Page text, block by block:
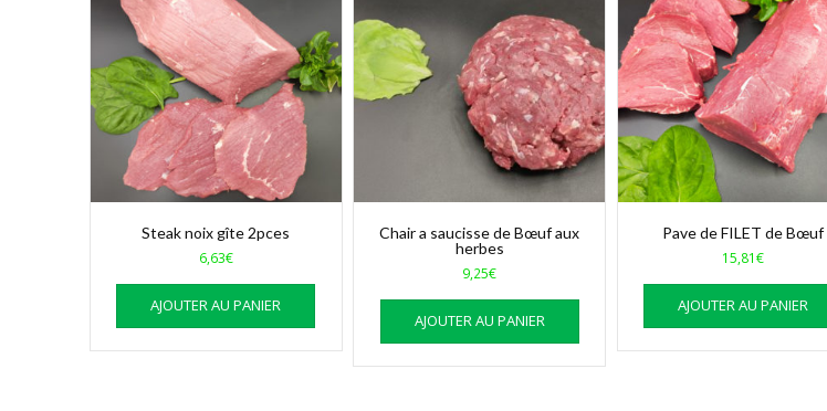
Steak noix gîte 2pces
6,63€
AJOUTER AU PANIER
Chair a saucisse de Bœuf aux
herbes
9,25€
AJOUTER AU PANIER
Pave de FILET de Bœuf
15,81€
AJOUTER AU PANIER